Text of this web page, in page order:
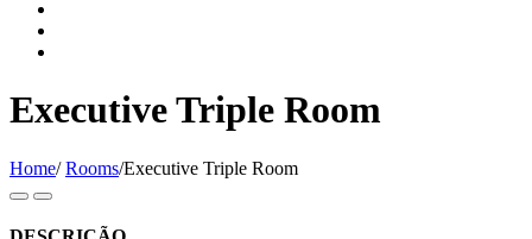
Executive Triple Room
Home/ Rooms/Executive Triple Room